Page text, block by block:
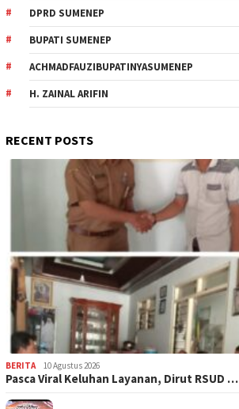
DPRD SUMENEP
BUPATI SUMENEP
ACHMADFAUZIBUPATINYASUMENEP
H. ZAINAL ARIFIN
RECENT POSTS
BERITA 10 Agustus 2026
Pasca Viral Keluhan Layanan, Dirut RSUD …